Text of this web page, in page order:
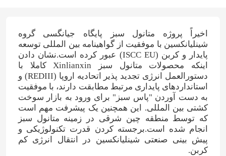
اخیراً پروژه متانول سبز پایگاه جیانگسی گروه
شینلیانکسین با موفقیت از گواهینامه بین المللی توسعه
پایدار و کربن (ISCC EU) عبور کرده است.نشان دادن
اینکه محصولات متانول سبز Xinlianxin کاملا با
دستورالعمل انرژی تجدید پذیر اتحادیه اروپا (REDIII) و
استانداردهای پایداری مرتبط مطابقت دارند، با موفقیت
به دست آوردن "پاس سبز" برای ورود به بازار سوخت
کشتی بین المللی. این همچنین یک پیشرفت مهم است
که توسط منطقه چین شرقی در زمینه متانول سبز
انجام شده است.برجسته کردن قدرت تکنولوژیکی و
پیش بینی صنعتی شینلیانکسین در انتقال انرژی کم
کربن.